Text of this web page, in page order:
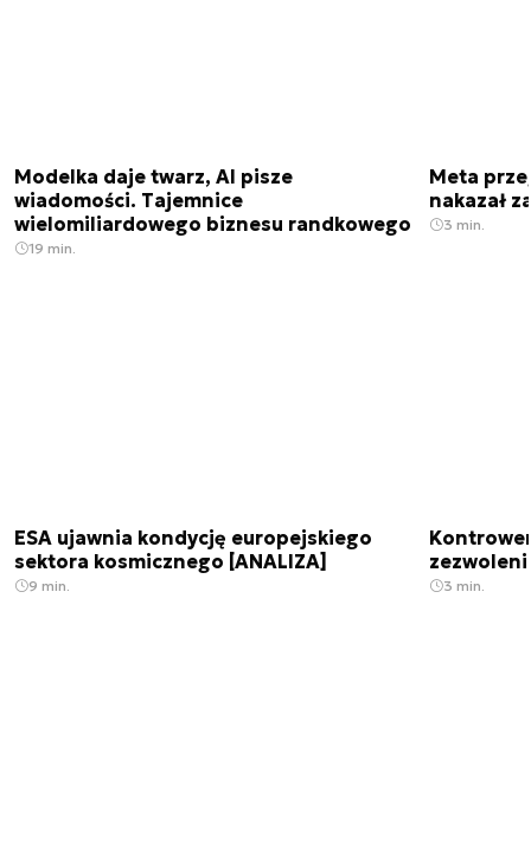
Modelka daje twarz, AI pisze
wiadomości. Tajemnice
wielomiliardowego biznesu randkowego
19 min.
Meta
nakazał
3 min.
ESA ujawnia kondycję europejskiego
sektora kosmicznego [ANALIZA]
9 min. 3 min.